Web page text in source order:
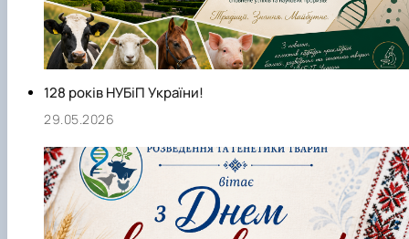
128 років НУБіП України!
29.05.2026